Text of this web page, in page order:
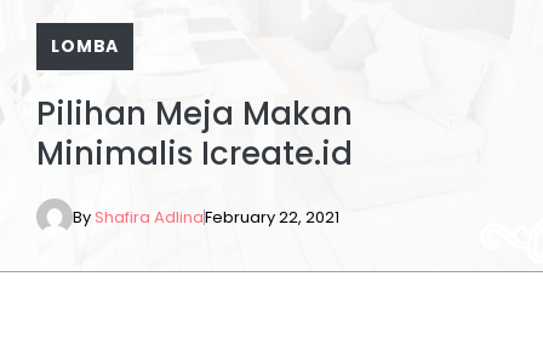
LOMBA
Pilihan Meja Makan
Minimalis Icreate.id
ByShafira AdlinaFebruary 22, 2021